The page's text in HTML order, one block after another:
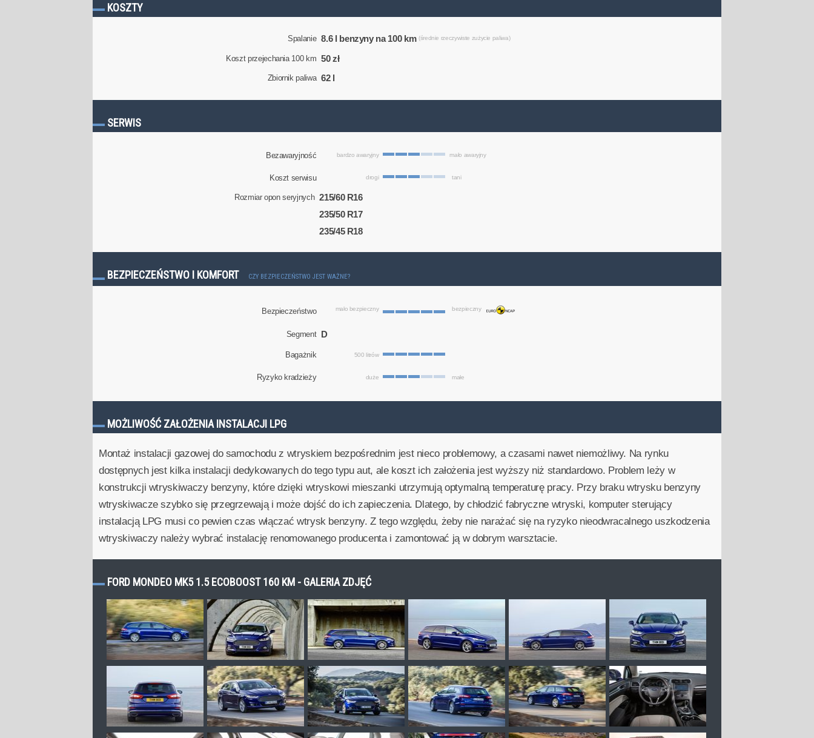
KOSZTY
Spalanie 8.6 l benzyny na 100 km (średnie rzeczywiste zużycie paliwa)
Koszt przejechania 100 km 50 zł
Zbiornik paliwa 62 l
SERWIS
Bezawaryjność bardzo awaryjny mało awaryjny
Koszt serwisu drogi tani
Rozmiar opon seryjnych 215/60 R16
235/50 R17
235/45 R18
BEZPIECZEŃSTWO I KOMFORT CZY BEZPIECZEŃSTWO JEST WAŻNE?
Bezpieczeństwo mało bezpieczny bezpieczny
Segment D
Bagażnik 500 litrów
Ryzyko kradzieży duże małe
MOŻLIWOŚĆ ZAŁOŻENIA INSTALACJI LPG
Montaż instalacji gazowej do samochodu z wtryskiem bezpośrednim jest nieco problemowy, a czasami nawet niemożliwy. Na rynku
dostępnych jest kilka instalacji dedykowanych do tego typu aut, ale koszt ich założenia jest wyższy niż standardowo. Problem leży w
konstrukcji wtryskiwaczy benzyny, które dzięki wtryskowi mieszanki utrzymują optymalną temperaturę pracy. Przy braku wtrysku benzyny
wtryskiwacze szybko się przegrzewają i może dojść do ich zapieczenia. Dlatego, by chłodzić fabryczne wtryski, komputer sterujący
instalacją LPG musi co pewien czas włączać wtrysk benzyny. Z tego względu, żeby nie narażać się na ryzyko nieodwracalnego uszkodzenia
wtryskiwaczy należy wybrać instalację renomowanego producenta i zamontować ją w dobrym warsztacie.
FORD MONDEO MK5 1.5 ECOBOOST 160 KM - GALERIA ZDJĘĆ